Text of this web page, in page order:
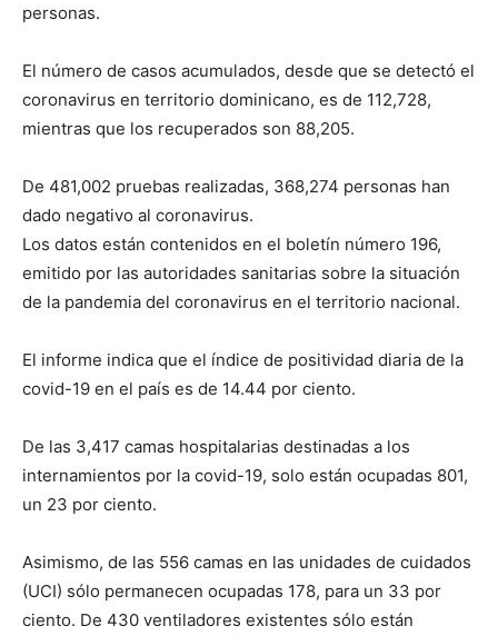
personas.
El número de casos acumulados, desde que se detectó el
coronavirus en territorio dominicano, es de 112,728,
mientras que los recuperados son 88,205.
De 481,002 pruebas realizadas, 368,274 personas han
dado negativo al coronavirus.
Los datos están contenidos en el boletín número 196,
emitido por las autoridades sanitarias sobre la situación
de la pandemia del coronavirus en el territorio nacional.
El informe indica que el índice de positividad diaria de la
covid-19 en el país es de 14.44 por ciento.
De las 3,417 camas hospitalarias destinadas a los
internamientos por la covid-19, solo están ocupadas 801,
un 23 por ciento.
Asimismo, de las 556 camas en las unidades de cuidados
(UCI) sólo permanecen ocupadas 178, para un 33 por
ciento. De 430 ventiladores existentes sólo están